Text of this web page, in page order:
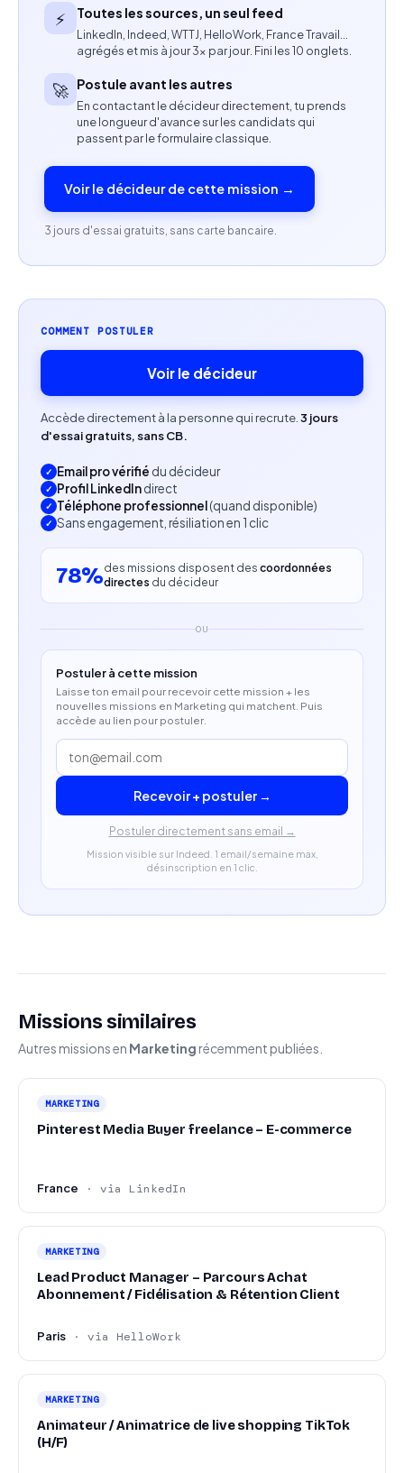
Expérience en vente B2B, idéalement dans le
SaaS ou CRM.
Excellentes compétences en négociation et
développement commercial.
Maîtrise courante de l’anglais et de l’espagnol.
Aisance avec les outils digitaux et CRM (HubSpot,
Notion ou équivalents appréciés).
Profil recherché
Profil commercial orienté performance et
résultats.
Débutants acceptés avec forte motivation et
Autonomie, persévérance et excellent relationnel.
À l’aise dans un environnement digital et
dynamique.
⚡ Toutes les sources, un seul feed
LinkedIn, Indeed, WTTJ, HelloWork, France Travail…
agrégés et mis à jour 3× par jour. Fini les 10 onglets.
🚀 Postule avant les autres
En contactant le décideur directement, tu prends
une longueur d'avance sur les candidats qui
passent par le formulaire classique.
Voir le décideur de cette mission →
3 jours d'essai gratuits, sans carte bancaire.
COMMENT POSTULER
Voir le décideur
Accède directement à la personne qui recrute. 3 jours
d'essai gratuits, sans CB.
Email pro vérifié du décideur
Profil LinkedIndirect
Téléphone professionnel(quand disponible)
Sans engagement, résiliation en 1 clic
78%des missions disposent des coordonnées
directes du décideur
OU
Postuler à cette mission
Laisse ton email pour recevoir cette mission + les
nouvelles missions en Marketing qui matchent. Puis
accède au lien pour postuler.
Recevoir + postuler →
Postuler directement sans email →
Mission visible sur Indeed. 1 email/semaine max,
désinscription en 1 clic.
Missions similaires
Autres missions en Marketing récemment publiées.
MARKETING
Pinterest Media Buyer freelance – E-commerce
France · via LinkedIn
MARKETING
Lead Product Manager – Parcours Achat
Abonnement / Fidélisation & Rétention Client
Paris · via HelloWork
MARKETING
Animateur / Animatrice de live shopping TikTok
(H/F)